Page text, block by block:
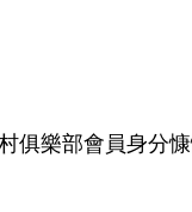
俱樂部會員身分